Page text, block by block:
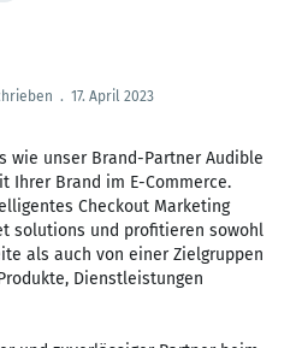
. 17. April 2023
wie unser Brand-Partner Audible
Ihrer Brand im E-Commerce.
Checkout Marketing
solutions und profitieren sowohl
als auch von einer Zielgruppen
Dienstleistungen